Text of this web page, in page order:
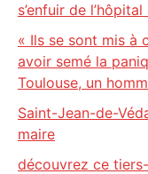
s’enfuir de
« Ils se sont mis à
avoir semé la
Toulouse, un
Saint-Jean-de-
maire
découvrez ce